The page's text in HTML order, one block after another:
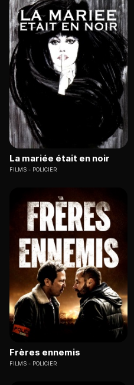
La mariée était en noir
FILMS POLICIER
Frères ennemis
FILMS POLICIER